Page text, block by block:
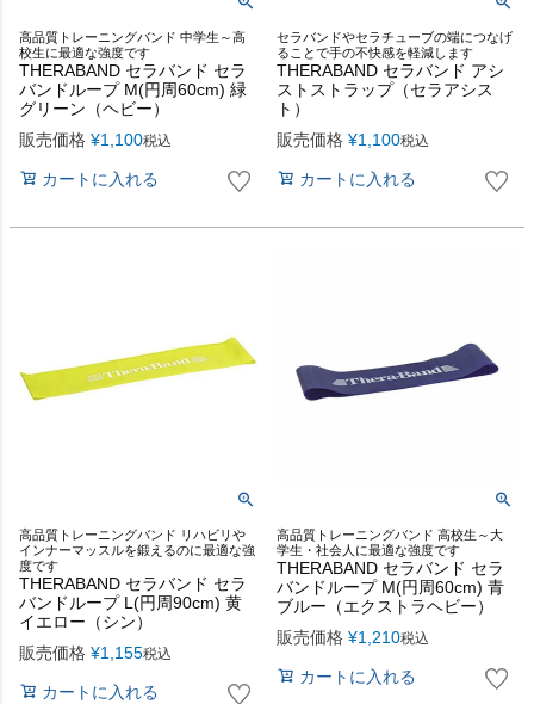
高品質トレーニングバンド 中学生～高
校生に最適な強度です
THERABAND セラバンド セラ
バンドループ M(円周60cm) 緑
グリーン（ヘビー）
販売価格 ¥1,100税込
カートに入れる
セラバンドやセラチューブの端につなげ
ることで手の不快感を軽減します
THERABAND セラバンド アシ
ストストラップ（セラアシス
ト）
販売価格 ¥1,100税込
カートに入れる
高品質トレーニングバンド リハビリや
インナーマッスルを鍛えるのに最適な強
度です
THERABAND セラバンド セラ
バンドループ L(円周90cm) 黄
イエロー（シン）
販売価格 ¥1,155税込
カートに入れる
高品質トレーニングバンド 高校生～大
学生・社会人に最適な強度です
THERABAND セラバンド セラ
バンドループ M(円周60cm) 青
ブルー（エクストラヘビー）
販売価格 ¥1,210税込
カートに入れる